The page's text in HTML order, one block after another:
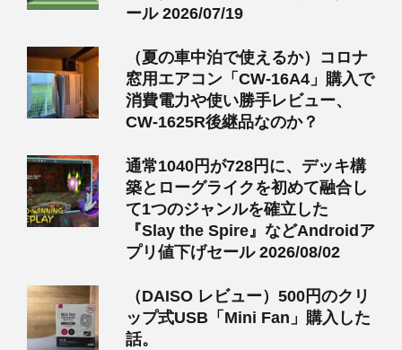
ール 2026/07/19
（夏の車中泊で使えるか）コロナ
窓用エアコン「CW-16A4」購入で
消費電力や使い勝手レビュー、
CW-1625R後継品なのか？
通常1040円が728円に、デッキ構
築とローグライクを初めて融合し
て1つのジャンルを確立した
『Slay the Spire』などAndroidア
プリ値下げセール 2026/08/02
（DAISO レビュー）500円のクリ
ップ式USB「Mini Fan」購入した
話。